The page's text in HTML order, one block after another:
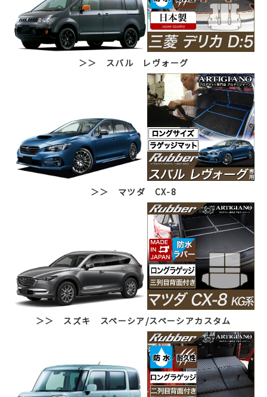
＞＞ スバル レヴォーグ
＞＞ マツダ CX-8
＞＞ スズキ スペーシア/スペーシアカスタム